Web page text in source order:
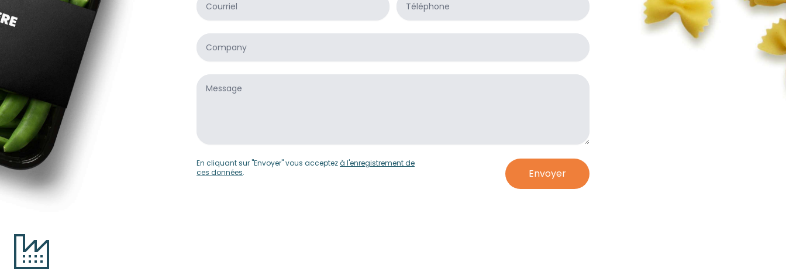
Company
Message*
En cliquant sur "Envoyer" vous acceptezà l'enregistrement de
ces données. Envoyer